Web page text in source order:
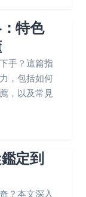
特色
手？這篇指
，包括如何
，以及常見
定到
？本文深入